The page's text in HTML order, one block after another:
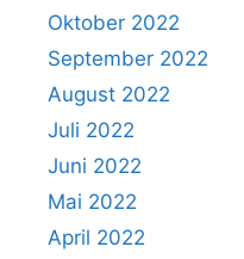
Oktober 2022
September 2022
August 2022
Juli 2022
Juni 2022
Mai 2022
April 2022